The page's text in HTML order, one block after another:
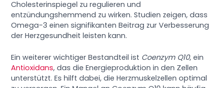
Cholesterinspiegel zu regulieren und
entzündungshemmend zu wirken. Studien zeigen, dass
Omega-3 einen signifikanten Beitrag zur Verbesserung
der Herzgesundheit leisten kann.
Ein weiterer wichtiger Bestandteil ist Coenzym Q10, ein
Antioxidans, das die Energieproduktion in den Zellen
unterstützt. Es hilft dabei, die Herzmuskelzellen optimal